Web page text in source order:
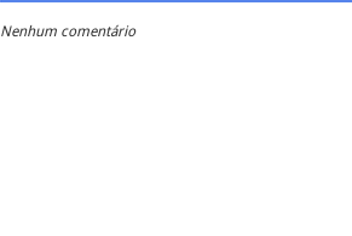
Nenhum comentário